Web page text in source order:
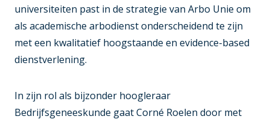
universiteiten past in de strategie van Arbo Unie om
als academische arbodienst onderscheidend te zijn
met een kwalitatief hoogstaande en evidence-based
dienstverlening.
In zijn rol als bijzonder hoogleraar
Bedrijfsgeneeskunde gaat Corné Roelen door met